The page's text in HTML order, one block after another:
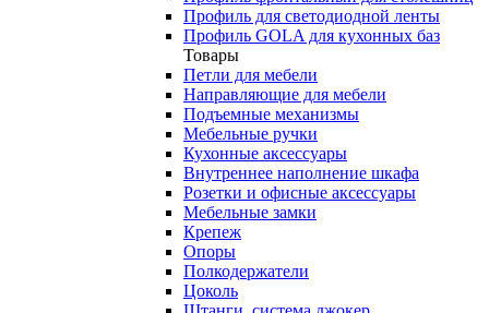
Профиль для светодиодной ленты
Профиль GOLA для кухонных баз
Товары
Петли для мебели
Направляющие для мебели
Подъемные механизмы
Мебельные ручки
Кухонные аксессуары
Внутреннее наполнение шкафа
Розетки и офисные аксессуары
Мебельные замки
Крепеж
Опоры
Полкодержатели
Цоколь